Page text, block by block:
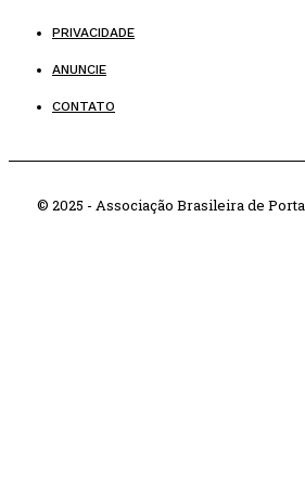
PRIVACIDADE
ANUNCIE
CONTATO
© 2025 - Associação Brasileira de